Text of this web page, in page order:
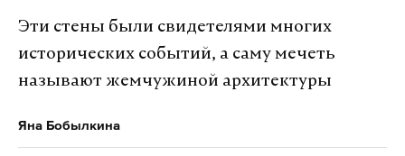
Эти стены были свидетелями многих
исторических событий, а саму мечеть
называют жемчужиной архитектуры
Яна Бобылкина